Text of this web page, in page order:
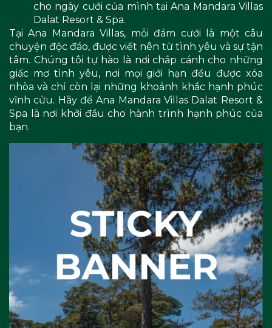
cho ngày cưới của mình tại Ana Mandara Villas
Dalat Resort & Spa.
Tại Ana Mandara Villas, mỗi đám cưới là một câu
chuyện độc đáo, được viết nên từ tình yêu và sự tận
tâm. Chúng tôi tự hào là nơi chắp cánh cho những
giấc mơ tình yêu, nơi mọi giới hạn đều được xóa
nhòa và chỉ còn lại những khoảnh khắc hạnh phúc
vĩnh cửu. Hãy để Ana Mandara Villas Dalat Resort &
Spa là nơi khởi đầu cho hành trình hạnh phúc của
bạn.